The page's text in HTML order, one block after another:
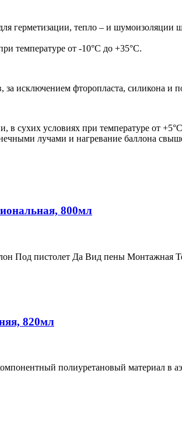
тепло – и шумоизоляции
температуре от -10°С до +35°С.
исключением фторопласта, силикона и
сухих условиях при температуре от
лучами и нагревание баллона
800мл
Под пистолет Да Вид пены Монтажная
820мл
полиуретановый материал в